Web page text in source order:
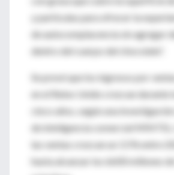
y partículas para ofrecer la
de autocomplacencia sin agregar
dentro del cuerpo del chocolate”.
Se prevé que los ingresos por
en el Reino Unido crezcan durante
cinco años, según una
de inteligencia comercial MINTEL.
las ventas crezcan un 13 % entre
hasta alcanzar los 6600 millones